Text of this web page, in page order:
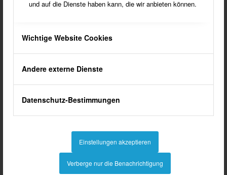
und auf die Dienste haben kann, die wir anbieten können.
Wichtige Website Cookies
Andere externe Dienste
Datenschutz-Bestimmungen
Einstellungen akzeptieren
Verberge nur die Benachrichtigung
"Blütenträume" von Anne Rexing runden das Angebot ab.